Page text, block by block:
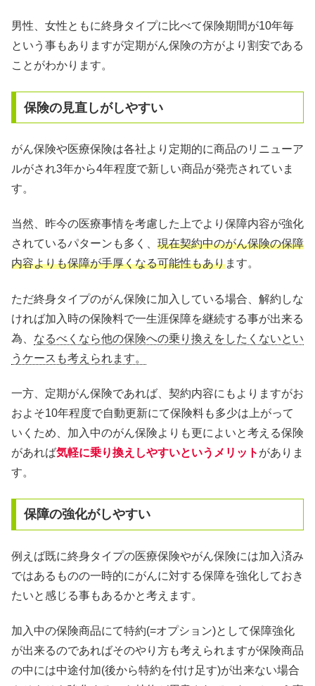
男性、女性ともに終身タイプに比べて保険期間が10年毎
という事もありますが定期がん保険の方がより割安である
ことがわかります。
保険の見直しがしやすい
がん保険や医療保険は各社より定期的に商品のリニューア
ルがされ3年から4年程度で新しい商品が発売されていま
す。
当然、昨今の医療事情を考慮した上でより保障内容が強化
されているパターンも多く、 現在契約中のがん保険の保障
内容よりも保障が手厚くなる可能性もあります。
ただ終身タイプのがん保険に加入している場合、解約しな
ければ加入時の保険料で一生涯保障を継続する事が出来る
為、 なるべくなら他の保険への乗り換えをしたくないとい
うケースも考えられます。
一方、定期がん保険であれば、契約内容にもよりますがお
およそ10年程度で自動更新にて保険料も多少は上がって
いくため、加入中のがん保険よりも更によいと考える保険
があれば気軽に乗り換えしやすいというメリット がありま
す。
保障の強化がしやすい
例えば既に終身タイプの医療保険やがん保険には加入済み
ではあるものの一時的にがんに対する保障を強化しておき
たいと感じる事もあるかと考えます。
加入中の保険商品にて特約(=オプション)として保障強化
が出来るのであればそのやり方も考えられますが保険商品
の中には中途付加(後から特約を付け足す)が出来ない場合